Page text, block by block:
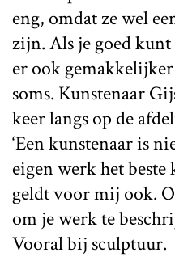
eng, omdat ze wel
zijn. Als je goed
er ook
soms. Kunstenaar
keer langs op de
‘Een kunstenaar is
eigen werk het beste
geldt voor mij ook.
om je werk te
Vooral bij sculptuur.